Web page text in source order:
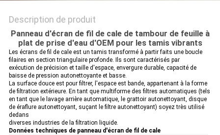
Description de produit
Panneau d'écran de fil de cale de tambour de feuille à
plat de prise d'eau d'OEM pour les tamis vibrants
Les écrans de fil de cale est un tamis transformé à partir faits une boucle
filaires en section triangulaire profonde. Ils sont caractérisés par
exécution de précision et taille d'espace, envergure durable, capacité de
baisse de pression autonettoyante et basse.
La surface douce est pour filtrer, l'espace est bande, appartenant à la forme
de filtration extérieure. En tant que multiforme des filtres automatiques (tels
en tant que le lavage arrière automatique, le grattoir autonettoyant, disque
de éraflure autonettoyant, suçant le filtre autonettoyant) soyez très utilisé
dedans
diverses industries de la filtration liquide.
Données techniques de panneau d'écran de fil de cale